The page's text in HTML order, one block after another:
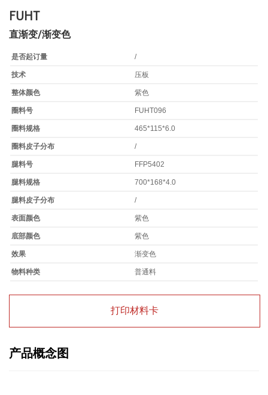
FUHT
直渐变/渐变色
是否起订量 /
技术 压板
整体颜色 紫色
圈料号 FUHT096
圈料规格 465*115*6.0
圈料皮子分布 /
腿料号 FFP5402
腿料规格 700*168*4.0
腿料皮子分布 /
表面颜色 紫色
底部颜色 紫色
效果 渐变色
物料种类 普通料
打印材料卡
产品概念图